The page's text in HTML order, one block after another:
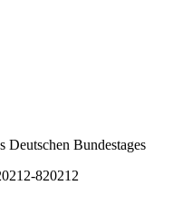
Deutschen Bundestages
820212